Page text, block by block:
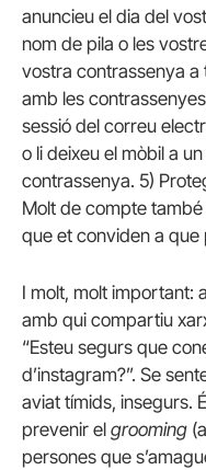
anuncieu el dia del
nom de pila o les
vostra contrassenya a
amb les
sessió del correu
o li deixeu el mòbil a
contrassenya. 5)
Molt de compte
que et conviden a que
I molt, molt important:
amb qui compartiu
“Esteu segurs que
d’instagram?”. Se
aviat tímids, insegurs.
prevenir el grooming
persones que